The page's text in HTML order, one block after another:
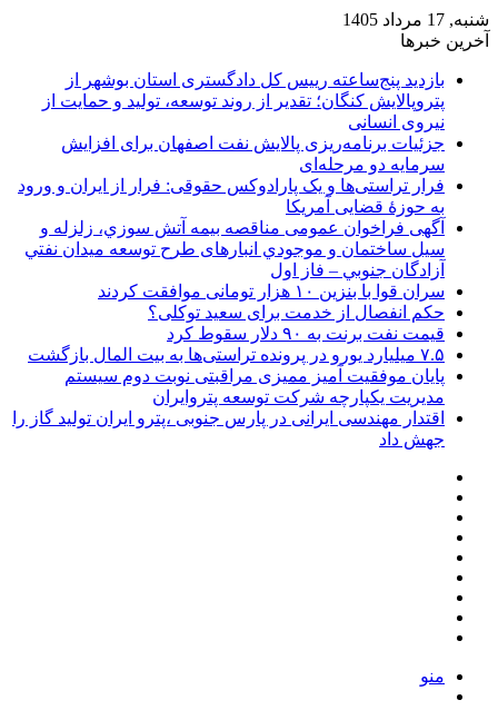
شنبه, 17 مرداد 1405
آخرین خبرها
بازدید پنج‌ساعته رییس کل دادگستری استان بوشهر از
پتروپالایش کنگان؛ تقدیر از روند توسعه، تولید و حمایت از
نیروی انسانی
جزئیات برنامه‌ریزی پالایش نفت اصفهان برای افزایش
سرمایه دو مرحله‌ای
فرار تراستی‌ها و یک پارادوکس حقوقی: فرار از ایران و ورود
به حوزۀ قضایی آمریکا
آگهی فراخوان عمومی مناقصه بيمه آتش سوزي، زلزله و
سیل ساختمان و موجودي انبارهای طرح توسعه ميدان نفتي
آزادگان جنوبي – فاز اول
سران قوا با بنزین ۱۰ هزار تومانی موافقت کردند
حکم انفصال از خدمت برای سعید توکلی؟
قیمت نفت برنت به ۹۰ دلار سقوط کرد
۷.۵ میلیارد یورو در پرونده تراستی‌ها به بیت المال بازگشت
پایان موفقیت آمیز ممیزی مراقبتی نوبت دوم سیستم
مدیریت یکپارچه شرکت توسعه پتروایران
اقتدار مهندسی ایرانی در پارس جنوبی ،پترو ایران تولید گاز را
جهش داد
منو